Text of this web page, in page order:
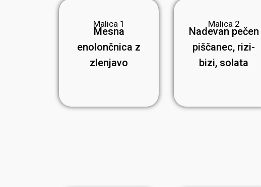
Malica 1
Mesna
enolončnica z
zlenjavo
Malica 2
Nadevan pečen
piščanec, rizi-
bizi, solata